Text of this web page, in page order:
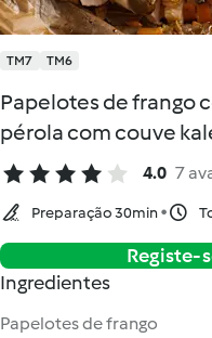
TM7 TM6
Papelotes de frango
pérola com couve
4.0 7
Preparação 30min
Registe-
Ingredientes
Papelotes de frango